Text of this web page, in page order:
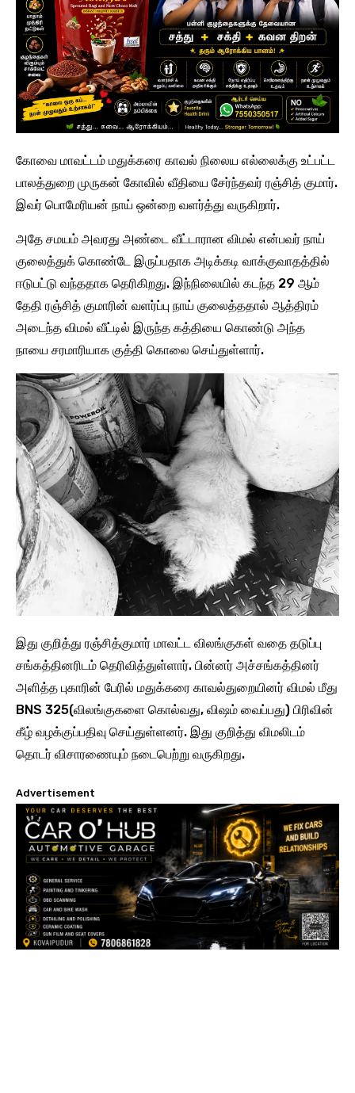
கோவை மாவட்டம் மதுக்கரை காவல் நிலைய எல்லைக்கு உட்பட்ட
பாலத்துறை முருகன் கோவில் வீதியை சேர்ந்தவர் ரஞ்சித் குமார்.
இவர் பொமேரியன் நாய் ஒன்றை வளர்த்து வருகிறார்.
அதே சமயம் அவரது அண்டை வீட்டாரான விமல் என்பவர் நாய்
குலைத்துக் கொண்டே இருப்பதாக அடிக்கடி வாக்குவாதத்தில்
ஈடுபட்டு வந்ததாக தெரிகிறது. இந்நிலையில் கடந்த 29 ஆம்
தேதி ரஞ்சித் குமாரின் வளர்ப்பு நாய் குலைத்ததால் ஆத்திரம்
அடைந்த விமல் வீட்டில் இருந்த கத்தியை கொண்டு அந்த
நாயை சரமாரியாக குத்தி கொலை செய்துள்ளார்.
இது குறித்து ரஞ்சித்குமார் மாவட்ட விலங்குகள் வதை தடுப்பு
சங்கத்தினரிடம் தெரிவித்துள்ளார். பின்னர் அச்சங்கத்தினர்
அளித்த புகாரின் பேரில் மதுக்கரை காவல்துறையினர் விமல் மீது
BNS 325(விலங்குகளை கொல்வது, விஷம் வைப்பது) பிரிவின்
கீழ் வழக்குப்பதிவு செய்துள்ளனர். இது குறித்து விமலிடம்
தொடர் விசாரணையும் நடைபெற்று வருகிறது.
Advertisement